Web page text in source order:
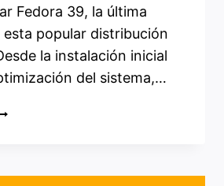
Fedora 39, la última
esta popular distribución
la instalación inicial
del sistema,…